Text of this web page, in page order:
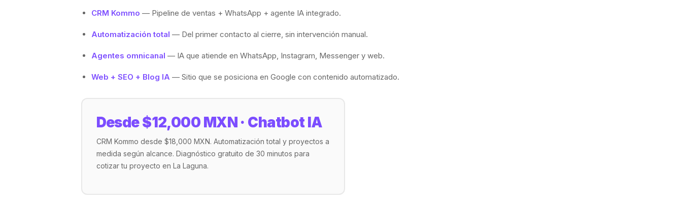
CRM Kommo — Pipeline de ventas + WhatsApp + agente IA integrado.
Automatización total — Del primer contacto al cierre, sin intervención manual.
Agentes omnicanal — IA que atiende en WhatsApp, Instagram, Messenger y web.
Web + SEO + Blog IA — Sitio que se posiciona en Google con contenido automatizado.
Desde $12,000 MXN · Chatbot IA
CRM Kommo desde $18,000 MXN. Automatización total y proyectos a
medida según alcance. Diagnóstico gratuito de 30 minutos para
cotizar tu proyecto en La Laguna.